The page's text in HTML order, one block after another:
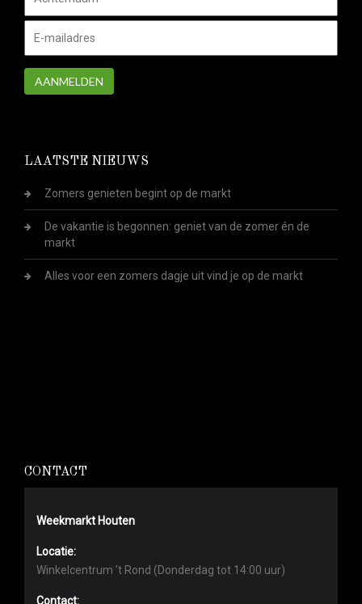
AANMELDEN
LAATSTE NIEUWS
Zomers genieten begint op de markt
De vakantie is begonnen: geniet van de zomer én de
markt
Alles voor een zomers dagje uit vind je op de markt
CONTACT
Weekmarkt Houten
Locatie:
Winkelcentrum ’t Rond (Donderdag tot 14:00 uur)
Contact: